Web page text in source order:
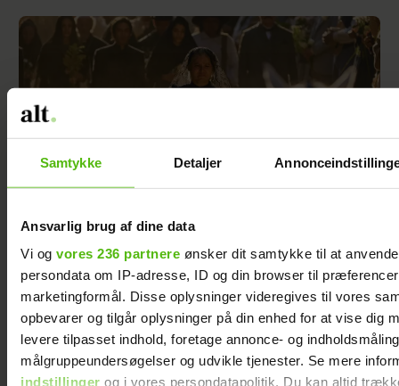
Samtykke Detaljer
Ansvarlig brug af dine data
Vi og vores 236 partnere ønsker dit samtykke til at
persondata om IP-adresse, ID og din browser til
marketingformål. Disse oplysninger videregives til vores
opbevarer og tilgår oplysninger på din enhed for at vise dig
levere tilpasset indhold, foretage annonce- og
målgruppeundersøgelser og udvikle tjenester. Se mere
indstillinger og i vores persondatapolitik. Du kan altid
Vi var skeptiske før den 1. sæson, men blev
helt tryllebundet – nu kommer sæson 2